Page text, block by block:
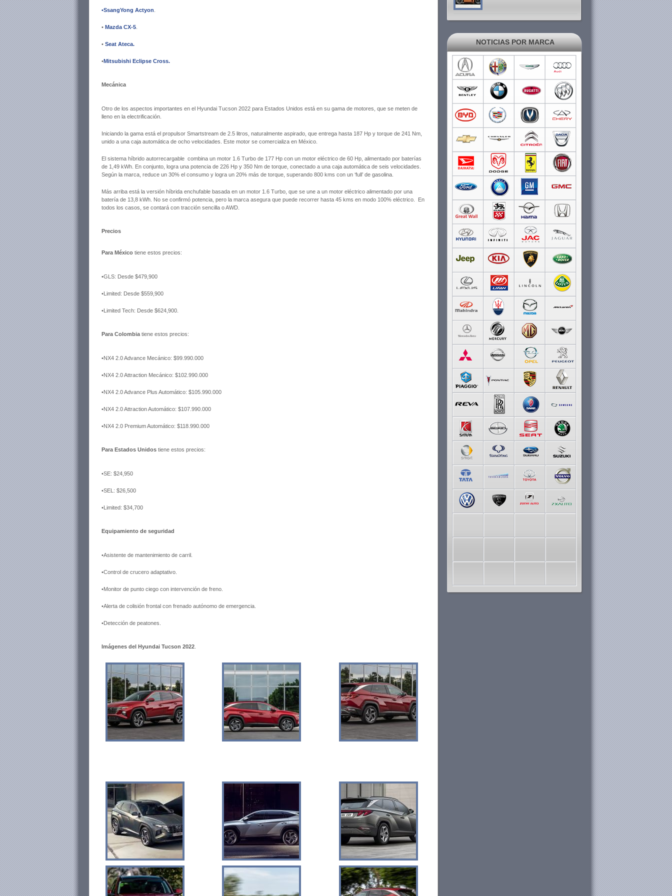
•SsangYong Actyon
• Mazda CX-5
• Seat Ateca.
•Mitsubishi Eclipse Cross.
Mecánica
Otro de los aspectos importantes en el Hyundai Tucson 2022 para Estados Unidos está en su gama de motores, que se meten de
lleno en la electrificación.
Iniciando la gama está el propulsor Smartstream de 2.5 litros, naturalmente aspirado, que entrega hasta 187 Hp y torque de 241 Nm,
unido a una caja automática de ocho velocidades. Este motor se comercializa en México.
El sistema híbrido autorrecargable combina un motor 1.6 Turbo de 177 Hp con un motor eléctrico de 60 Hp, alimentado por baterías
de 1,49 kWh. En conjunto, logra una potencia de 226 Hp y 350 Nm de torque, conectado a una caja automática de seis velocidades.
Según la marca, reduce un 30% el consumo y logra un 20% más de torque, superando 800 kms con un ‘full’ de gasolina.
Más arriba está la versión híbrida enchufable basada en un motor 1.6 Turbo, que se une a un motor eléctrico alimentado por una
batería de 13,8 kWh. No se confirmó potencia, pero la marca asegura que puede recorrer hasta 45 kms en modo 100% eléctrico. En
todos los casos, se contará con tracción sencilla o AWD.
Precios
Para México tiene estos precios:
•GLS: Desde $479,900
•Limited: Desde $559,900
•Limited Tech: Desde $624,900.
Para Colombia tiene estos precios:
•NX4 2.0 Advance Mecánico: $99.990.000
•NX4 2.0 Attraction Mecánico: $102.990.000
•NX4 2.0 Advance Plus Automático: $105.990.000
•NX4 2.0 Attraction Automático: $107.990.000
•NX4 2.0 Premium Automático: $118.990.000
Para Estados Unidos tiene estos precios:
•SE: $24,950
•SEL: $26,500
•Limited: $34,700
Equipamiento de seguridad
•Asistente de mantenimiento de carril.
•Control de crucero adaptativo.
•Monitor de punto ciego con intervención de freno.
•Alerta de colisión frontal con frenado autónomo de emergencia.
•Detección de peatones.
Imágenes del Hyundai Tucson 2022
NOTICIAS POR MARCA